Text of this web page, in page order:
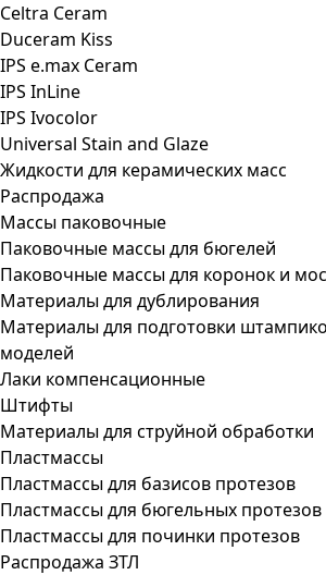
Celtra Ceram
Duceram Kiss
IPS e.max Ceram
IPS InLine
IPS Ivocolor
Universal Stain and Glaze
Жидкости для керамических масс
Распродажа
Массы паковочные
Паковочные массы для бюгелей
Паковочные массы для коронок и
Материалы для дублирования
Материалы для подготовки
моделей
Лаки компенсационные
Штифты
Материалы для струйной обработки
Пластмассы
Пластмассы для базисов протезов
Пластмассы для бюгельных протезов
Пластмассы для починки протезов
Распродажа ЗТЛ